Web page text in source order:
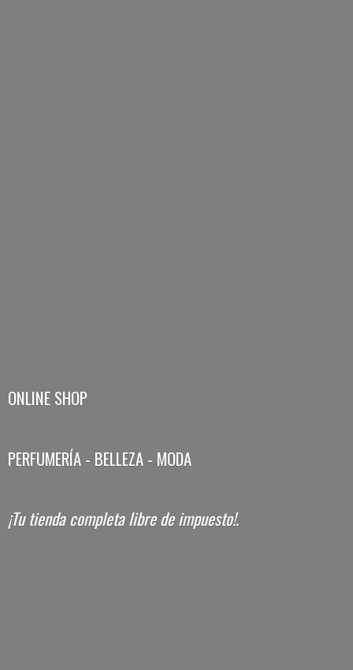
ONLINE SHOP
PERFUMERÍA - BELLEZA - MODA
¡Tu tienda completa librede impuesto!.